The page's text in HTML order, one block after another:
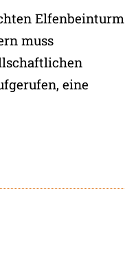
Elfenbeinturm
muss
eine